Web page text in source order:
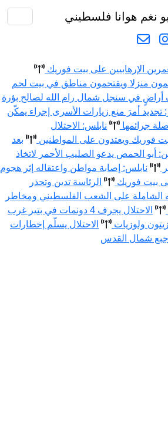
نغم هوانا فلسطيني
الإرهابيين على بيت فوريك
منزلا ويقتحمون مناطق في بيت لحم
أراضٍ في سنجل شمال رام الله لصالح بؤرة
تجديد أمرَ منع زيارات الأسرى إجراء يمكّن
جرائمها
نابلس: الاحتلال
فوريك ويعتدون على المواطنين
بعد
أبو الحمص يدعو الصليب الأحمر لاتخاذ
نابلس: إصابة مواطن واعتقاله إثر هجوم
بيت فوريك
الرئاسة تدين وتحذر
الشاملة على الشعب الفلسطيني ومخاطر
الاحتلال يجرف 4 دونمات في بتير غرب
الاحتلال يسلّم إخطارات
شمال القدس